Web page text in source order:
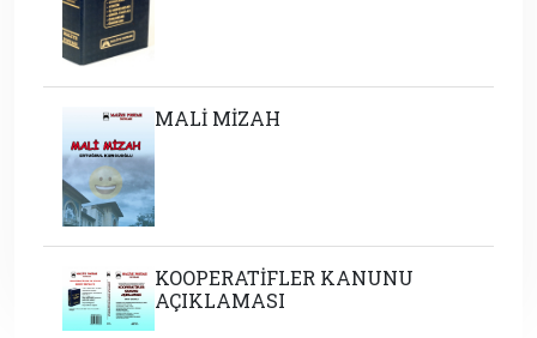
MALİ MİZAH
KOOPERATİFLER KANUNU
AÇIKLAMASI